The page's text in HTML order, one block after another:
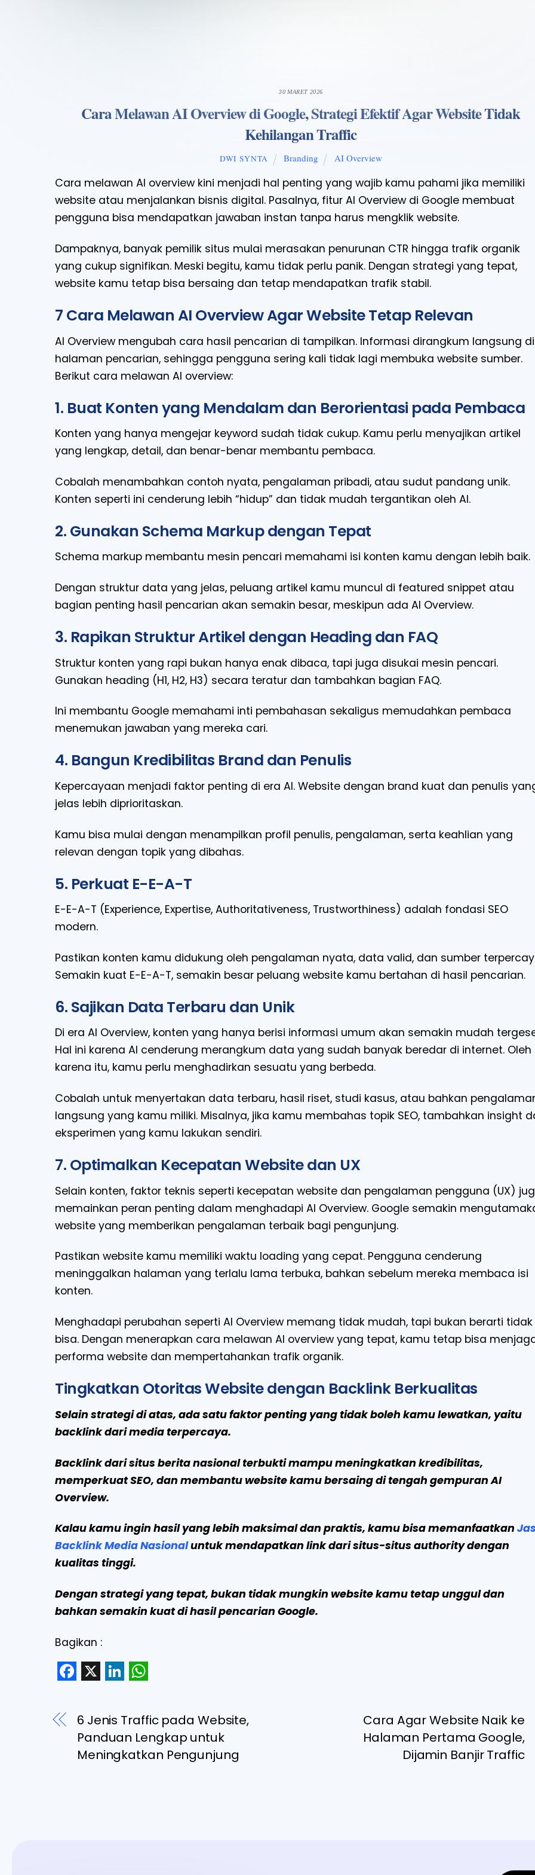
30 MARET 2026
Cara Melawan AI Overview di Google, Strategi Efektif Agar Website Tidak
Kehilangan Traffic
DWI SYNTA Branding AI Overview
Cara melawan AI overview kini menjadi hal penting yang wajib kamu pahami jika memiliki
website atau menjalankan bisnis digital. Pasalnya, fitur AI Overview di Google membuat
pengguna bisa mendapatkan jawaban instan tanpa harus mengklik website.
Dampaknya, banyak pemilik situs mulai merasakan penurunan CTR hingga trafik organik
yang cukup signifikan. Meski begitu, kamu tidak perlu panik. Dengan strategi yang tepat,
website kamu tetap bisa bersaing dan tetap mendapatkan trafik stabil.
7 Cara Melawan AI Overview Agar Website Tetap Relevan
AI Overview mengubah cara hasil pencarian di tampilkan. Informasi dirangkum langsung di
halaman pencarian, sehingga pengguna sering kali tidak lagi membuka website sumber.
Berikut cara melawan AI overview:
1. Buat Konten yang Mendalam dan Berorientasi pada Pembaca
Konten yang hanya mengejar keyword sudah tidak cukup. Kamu perlu menyajikan artikel
yang lengkap, detail, dan benar-benar membantu pembaca.
Cobalah menambahkan contoh nyata, pengalaman pribadi, atau sudut pandang unik.
Konten seperti ini cenderung lebih “hidup” dan tidak mudah tergantikan oleh AI.
2. Gunakan Schema Markup dengan Tepat
Schema markup membantu mesin pencari memahami isi konten kamu dengan lebih baik.
Dengan struktur data yang jelas, peluang artikel kamu muncul di featured snippet atau
bagian penting hasil pencarian akan semakin besar, meskipun ada AI Overview.
3. Rapikan Struktur Artikel dengan Heading dan FAQ
Struktur konten yang rapi bukan hanya enak dibaca, tapi juga disukai mesin pencari.
Gunakan heading (H1, H2, H3) secara teratur dan tambahkan bagian FAQ.
Ini membantu Google memahami inti pembahasan sekaligus memudahkan pembaca
menemukan jawaban yang mereka cari.
4. Bangun Kredibilitas Brand dan Penulis
Kepercayaan menjadi faktor penting di era AI. Website dengan brand kuat dan penulis
jelas lebih diprioritaskan.
Kamu bisa mulai dengan menampilkan profil penulis, pengalaman, serta keahlian yang
relevan dengan topik yang dibahas.
5. Perkuat E-E-A-T
E-E-A-T (Experience, Expertise, Authoritativeness, Trustworthiness) adalah fondasi SEO
modern.
Pastikan konten kamu didukung oleh pengalaman nyata, data valid, dan sumber
Semakin kuat E-E-A-T, semakin besar peluang website kamu bertahan di hasil pencarian.
6. Sajikan Data Terbaru dan Unik
Di era AI Overview, konten yang hanya berisi informasi umum akan semakin mudah
Hal ini karena AI cenderung merangkum data yang sudah banyak beredar di internet. Oleh
karena itu, kamu perlu menghadirkan sesuatu yang berbeda.
Cobalah untuk menyertakan data terbaru, hasil riset, studi kasus, atau bahkan
langsung yang kamu miliki. Misalnya, jika kamu membahas topik SEO, tambahkan insight
eksperimen yang kamu lakukan sendiri.
7. Optimalkan Kecepatan Website dan UX
Selain konten, faktor teknis seperti kecepatan website dan pengalaman pengguna (UX)
memainkan peran penting dalam menghadapi AI Overview. Google semakin
website yang memberikan pengalaman terbaik bagi pengunjung.
Pastikan website kamu memiliki waktu loading yang cepat. Pengguna cenderung
meninggalkan halaman yang terlalu lama terbuka, bahkan sebelum mereka membaca isi
konten.
Menghadapi perubahan seperti AI Overview memang tidak mudah, tapi bukan berarti tidak
bisa. Dengan menerapkan cara melawan AI overview yang tepat, kamu tetap bisa
performa website dan mempertahankan trafik organik.
Tingkatkan Otoritas Website dengan Backlink Berkualitas
Selain strategi di atas, ada satu faktor penting yang tidak boleh kamu lewatkan, yaitu
backlink dari media terpercaya.
Backlink dari situs berita nasional terbukti mampu meningkatkan kredibilitas,
memperkuat SEO, dan membantu website kamu bersaing di tengah gempuran AI
Overview.
Kalau kamu ingin hasil yang lebih maksimal dan praktis, kamu bisa memanfaatkan
Backlink Media Nasionaluntuk mendapatkan link dari situs-situs authority dengan
kualitas tinggi.
Dengan strategi yang tepat, bukan tidak mungkin website kamu tetap unggul dan
bahkan semakin kuat di hasil pencarian Google.
Bagikan :
a
c
i
n
k
e
a
t
s
6 Jenis Traffic pada Website,
Panduan Lengkap untuk
Meningkatkan Pengunjung
Cara Agar Website Naik ke
Halaman Pertama Google,
Dijamin Banjir Traffic